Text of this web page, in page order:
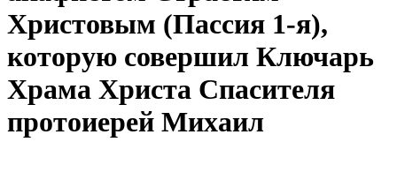
Христовым (Пассия 1-я),
которую совершил Ключарь
Храма Христа Спасителя
протоиерей Михаил